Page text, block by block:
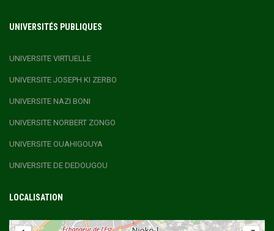
UNIVERSITÉS PUBLIQUES
UNIVERSITE VIRTUELLE
UNIVERSITE JOSEPH KI ZERBO
UNIVERSITE NAZI BONI
UNIVERSITE NORBERT ZONGO
UNIVERSITE OUAHIGOUYA
UNIVERSITE DE DEDOUGOU
LOCALISATION